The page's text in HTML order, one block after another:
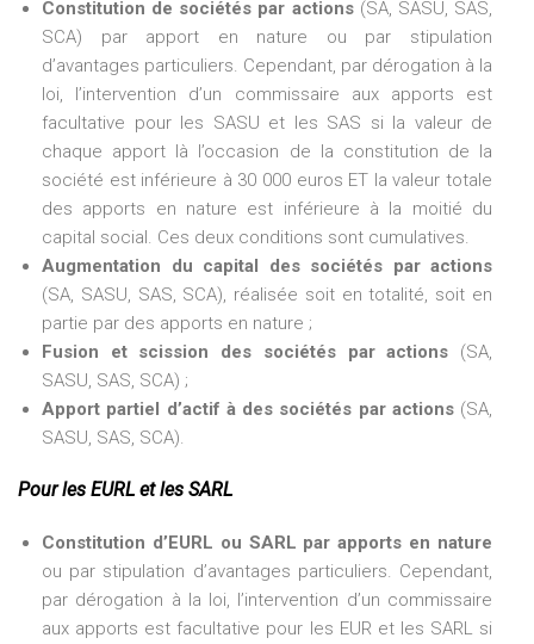
Constitution de sociétés par actions(SA, SASU, SAS,
SCA) par apport en nature ou par stipulation
d’avantages particuliers. Cependant, par dérogation à la
loi, l’intervention d’un commissaire aux apports est
facultative pour les SASU et les SAS si la valeur de
chaque apport là l’occasion de la constitution de la
société est inférieure à 30 000 euros ET la valeur totale
des apports en nature est inférieure à la moitié du
capital social. Ces deux conditions sont cumulatives.
Augmentation du capital des sociétés par actions
(SA, SASU, SAS, SCA), réalisée soit en totalité, soit en
partie par des apports en nature ;
Fusion et scission des sociétés par actions (SA,
SASU, SAS, SCA) ;
Apport partiel d’actif à des sociétés par actions(SA,
SASU, SAS, SCA).
Pour les EURL et les SARL
Constitution d’EURL ou SARL par apports en nature
ou par stipulation d’avantages particuliers. Cependant,
par dérogation à la loi, l’intervention d’un commissaire
aux apports est facultative pour les EUR et les SARL si